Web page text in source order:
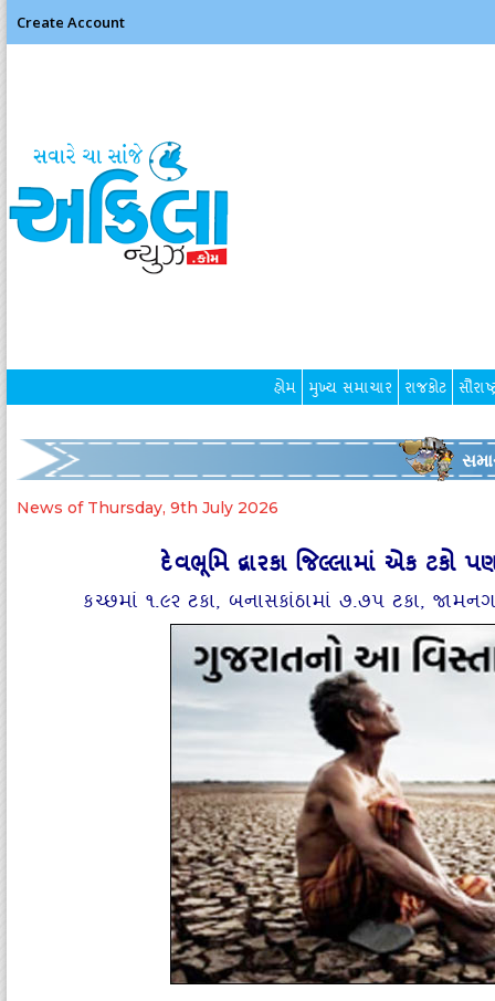
Create Account
હોમ મુખ્ય સમાચાર રાજકોટ
News of Thursday, 9th July 2026
દેવભૂમિ દ્વારકા જિલ્‍લામાં એક ટકો
કચ્‍છમાં ૧.૯૨ ટકા, બનાસકાંઠામાં ૭.૭૫ ટકા,